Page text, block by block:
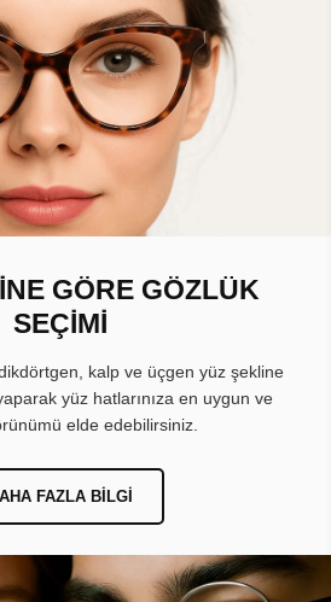
GÖRE GÖZLÜK
SEÇİMİ
kalp ve üçgen yüz şekline
yüz hatlarınıza en uygun ve
elde edebilirsiniz.
FAZLA BILGI